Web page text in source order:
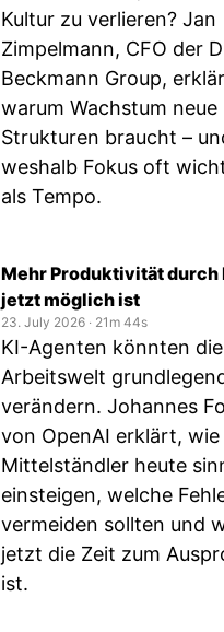
Kultur zu verlieren? Jan
Zimpelmann, CFO der
Beckmann Group,
warum Wachstum neue
Strukturen braucht –
weshalb Fokus oft
als Tempo.
Mehr Produktivität durch
jetzt möglich ist
23. July 2026 ‧ 21m 44s
KI-Agenten könnten die
Arbeitswelt
verändern. Johannes
von OpenAI erklärt, wie
Mittelständler heute
einsteigen, welche
vermeiden sollten und
jetzt die Zeit zum
ist.